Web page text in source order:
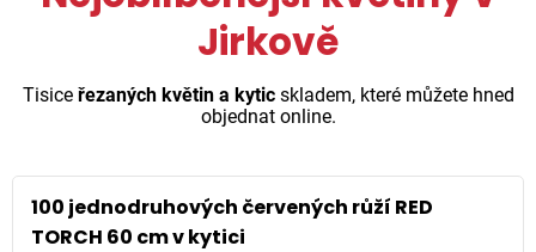
Jirkově
Tisice řezaných květin a kyticskladem, které můžete hned
objednat online.
100 jednodruhových červených růží RED
TORCH 60 cm v kytici